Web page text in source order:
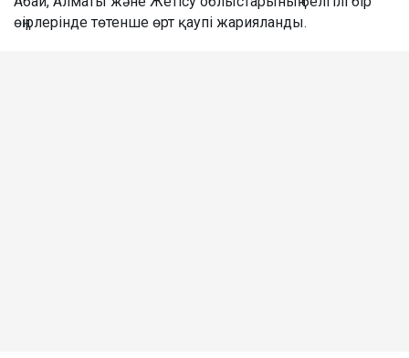
өңірлерінде төтенше өрт қаупі жарияланды.